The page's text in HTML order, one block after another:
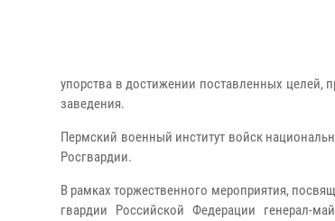
упорства в достижении поставленных целей,
заведения.
Пермский военный институт войск
Росгвардии.
В рамках торжественного мероприятия,
гвардии Российской Федерации генерал-